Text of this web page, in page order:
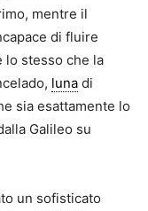
mentre il
di fluire
lo stesso che la
luna di
sia esattamente lo
Galileo su
un sofisticato